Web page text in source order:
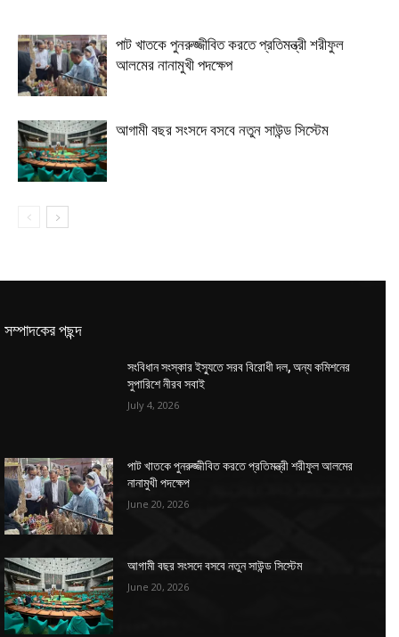
পাট খাতকে পুনরুজ্জীবিত করতে প্রতিমন্ত্রী শরীফুল
আলমের নানামুখী পদক্ষেপ
আগামী বছর সংসদে বসবে নতুন সাউন্ড সিস্টেম
সম্পাদকের পছন্দ
সংবিধান সংস্কার ইস্যুতে সরব বিরোধী দল, অন্য কমিশনের
সুপারিশে নীরব সবাই
July 4, 2026
পাট খাতকে পুনরুজ্জীবিত করতে প্রতিমন্ত্রী শরীফুল আলমের
নানামুখী পদক্ষেপ
June 20, 2026
আগামী বছর সংসদে বসবে নতুন সাউন্ড সিস্টেম
June 20, 2026